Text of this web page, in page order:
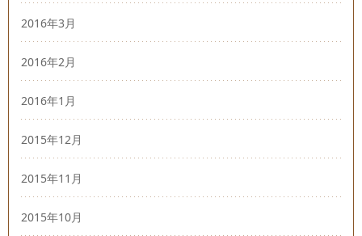
2016年3月
2016年2月
2016年1月
2015年12月
2015年11月
2015年10月